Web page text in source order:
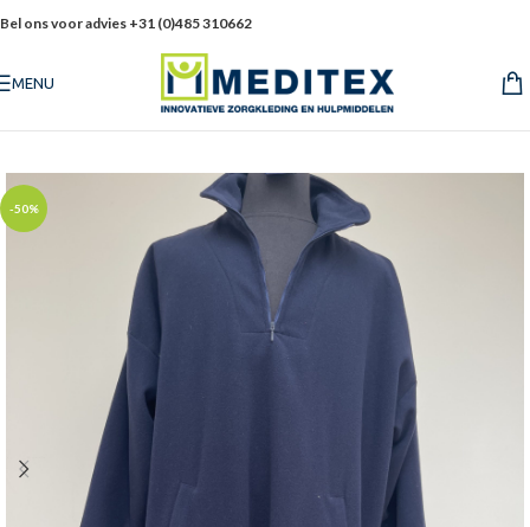
Bel ons voor advies +31 (0)485 310662
MENU
-50%